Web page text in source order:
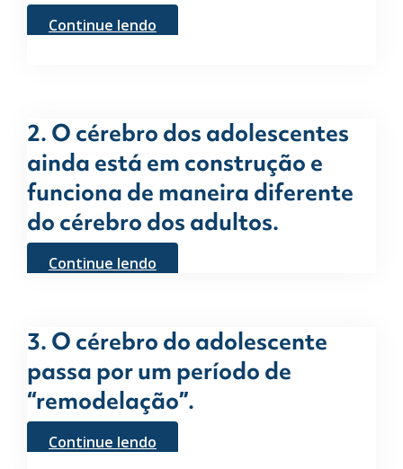
Continue lendo
2. O cérebro dos adolescentes
ainda está em construção e
funciona de maneira diferente
do cérebro dos adultos.
Continue lendo
3. O cérebro do adolescente
passa por um período de
“remodelação”.
Continue lendo